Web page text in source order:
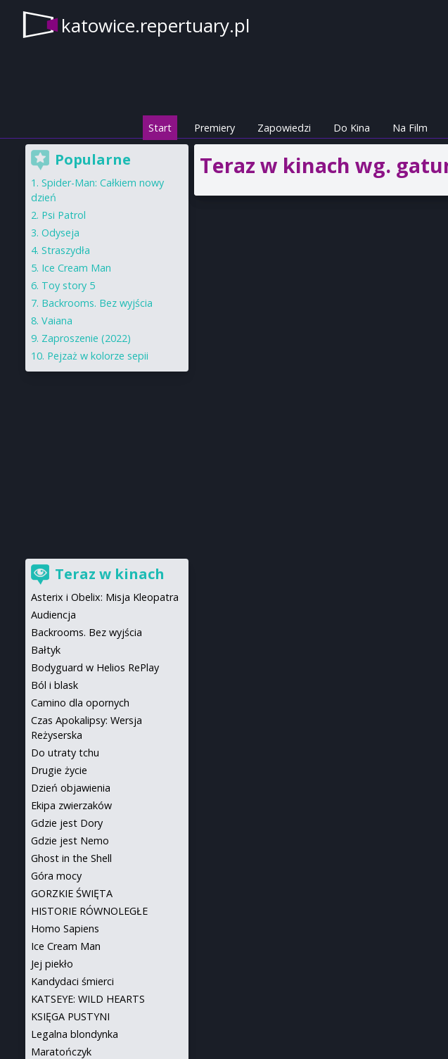
katowice.repertuary.pl
Start Premiery Zapowiedzi Do Kina Na Film
Teraz w kinach wg.
Popularne
Spider-Man: Całkiem nowy
dzień
Psi Patrol
Odyseja
Straszydła
Ice Cream Man
Toy story 5
Backrooms. Bez wyjścia
Vaiana
Zaproszenie (2022)
Pejzaż w kolorze sepii
Teraz w kinach
Asterix i Obelix: Misja Kleopatra
Audiencja
Backrooms. Bez wyjścia
Bałtyk
Bodyguard w Helios RePlay
Ból i blask
Camino dla opornych
Czas Apokalipsy: Wersja
Reżyserska
Do utraty tchu
Drugie życie
Dzień objawienia
Ekipa zwierzaków
Gdzie jest Dory
Gdzie jest Nemo
Ghost in the Shell
Góra mocy
GORZKIE ŚWIĘTA
HISTORIE RÓWNOLEGŁE
Homo Sapiens
Ice Cream Man
Jej piekło
Kandydaci śmierci
KATSEYE: WILD HEARTS
KSIĘGA PUSTYNI
Legalna blondynka
Maratończyk